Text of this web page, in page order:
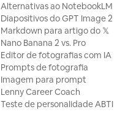
Alternativas ao NotebookLM
Diapositivos do GPT Image 2
Markdown para artigo do 𝕏
Nano Banana 2 vs. Pro
Editor de fotografias com IA
Prompts de fotografia
Imagem para prompt
Lenny Career Coach
Teste de personalidade ABTI